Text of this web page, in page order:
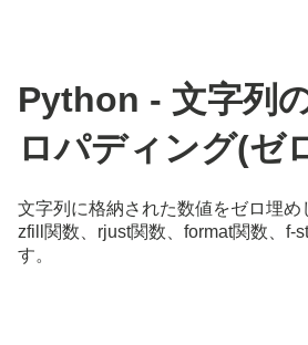
Python - 文字列
ロパディング(ゼ
文字列に格納された数値をゼロ埋め
zfill関数、rjust関数、format関数、f-
す。